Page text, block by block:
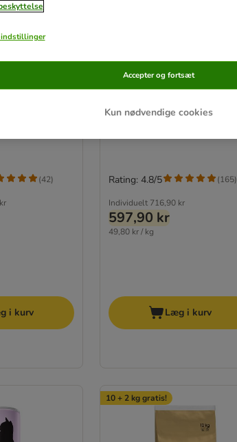
Coon
(42)
i kurv
10 + 2 kg gratis! 12 kg
Royal Canin kattefoder
Sterilised 37
Individuelt 716,90 kr
597,90 kr
49,80 kr / kg
Rating: 4.8/5 (165)
Læg i kurv
10 + 2 kg gratis!
Kun nødvendige cookies
Accepter og fortsæt